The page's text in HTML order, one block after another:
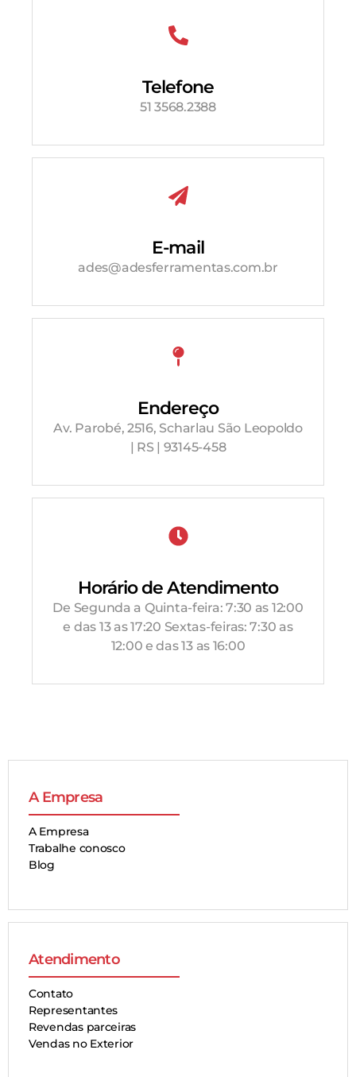
Telefone
51 3568.2388
E-mail
ades@adesferramentas.com.br
Endereço
Av. Parobé, 2516, Scharlau São Leopoldo
| RS | 93145-458
Horário de Atendimento
De Segunda a Quinta-feira: 7:30 as 12:00
e das 13 as 17:20 Sextas-feiras: 7:30 as
12:00 e das 13 as 16:00
A Empresa
A Empresa
Trabalhe conosco
Blog
Atendimento
Contato
Representantes
Revendas parceiras
Vendas no Exterior